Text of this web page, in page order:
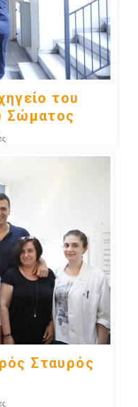
του
Σώματος
Σταυρός